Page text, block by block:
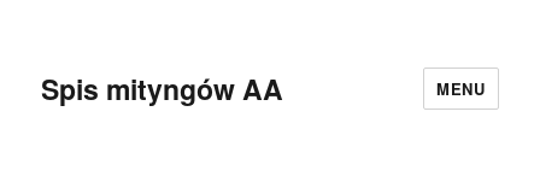
Spis mityngów AA MENU